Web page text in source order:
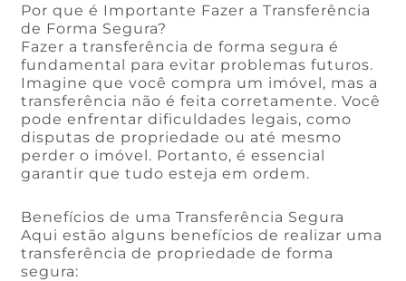
Por que é Importante Fazer a Transferência
de Forma Segura?
Fazer a transferência de forma segura é
fundamental para evitar problemas futuros.
Imagine que você compra um imóvel, mas a
transferência não é feita corretamente. Você
pode enfrentar dificuldades legais, como
disputas de propriedade ou até mesmo
perder o imóvel. Portanto, é essencial
garantir que tudo esteja em ordem.
Benefícios de uma Transferência Segura
Aqui estão alguns benefícios de realizar uma
transferência de propriedade de forma
segura: